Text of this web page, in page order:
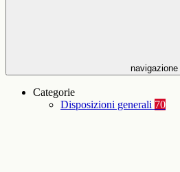
navigazione
Categorie
Disposizioni generali 70